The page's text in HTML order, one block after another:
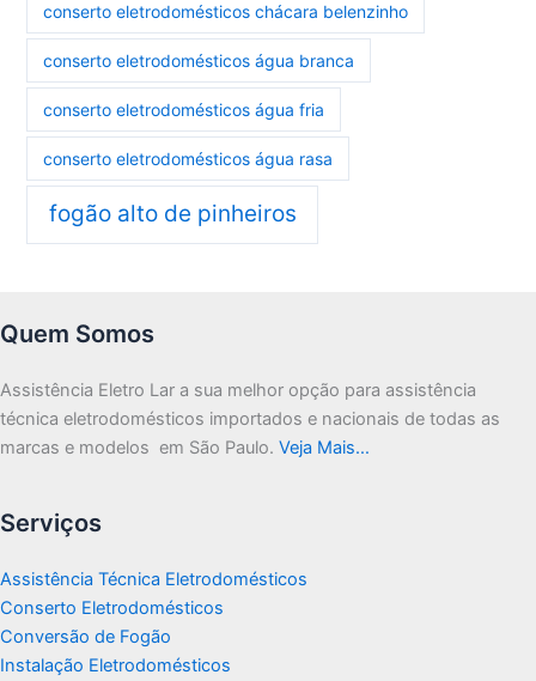
conserto eletrodomésticos chácara belenzinho
conserto eletrodomésticos água branca
conserto eletrodomésticos água fria
conserto eletrodomésticos água rasa
fogão alto de pinheiros
Quem Somos
Assistência Eletro Lar a sua melhor opção para assistência
técnica eletrodomésticos importados e nacionais de todas as
marcas e modelos em São Paulo. Veja Mais…
Serviços
Assistência Técnica Eletrodomésticos
Conserto Eletrodomésticos
Conversão de Fogão
Instalação Eletrodomésticos